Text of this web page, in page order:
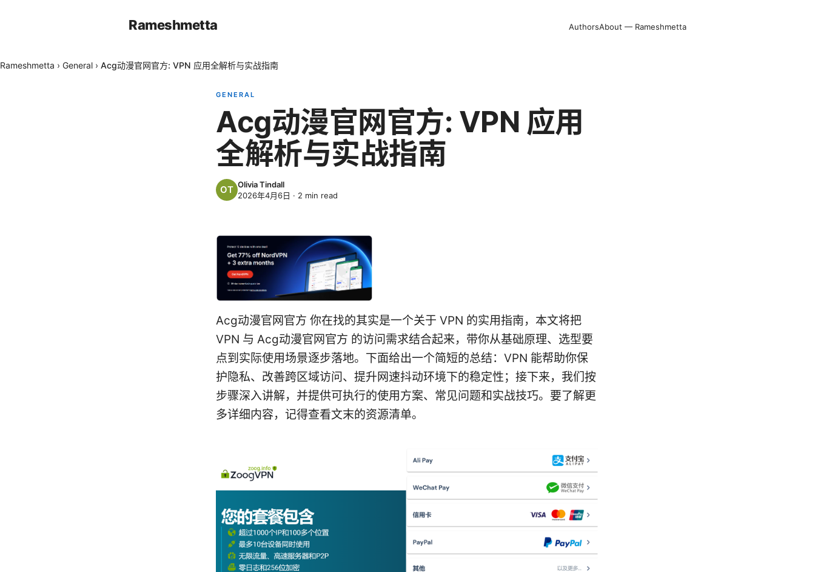
Rameshmetta AuthorsAbout — Rameshmetta
Rameshmetta › General › Acg动漫官网官方: VPN 应用全解析与实战指南
GENERAL
Acg动漫官网官方: VPN 应用
全解析与实战指南
Olivia Tindall
2026年4月6日 · 2 min read
Acg动漫官网官方 你在找的其实是一个关于 VPN 的实用指南，本文将把
VPN 与 Acg动漫官网官方 的访问需求结合起来，带你从基础原理、选型要
点到实际使用场景逐步落地。下面给出一个简短的总结：VPN 能帮助你保
护隐私、改善跨区域访问、提升网速抖动环境下的稳定性；接下来，我们按
步骤深入讲解，并提供可执行的使用方案、常见问题和实战技巧。要了解更
多详细内容，记得查看文末的资源清单。